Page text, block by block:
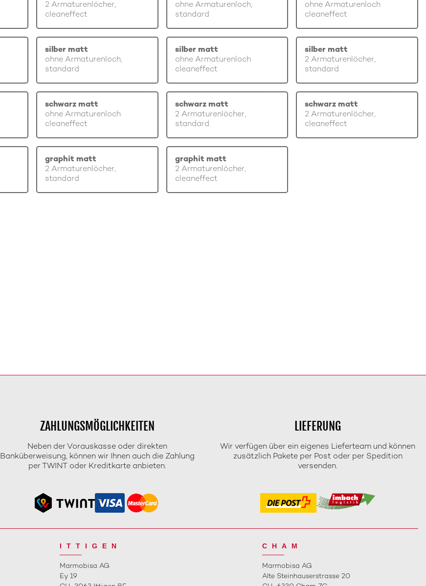
2 Armaturenlöcher,
cleaneffect
ohne Armaturenloch,
standard
ohne Armaturenloch
cleaneffect
silber matt
ohne Armaturenloch,
standard
silber matt
ohne Armaturenloch
cleaneffect
silber matt
2 Armaturenlöcher,
standard
schwarz matt
ohne Armaturenloch
cleaneffect
schwarz matt
2 Armaturenlöcher,
standard
schwarz matt
2 Armaturenlöcher,
cleaneffect
graphit matt
2 Armaturenlöcher,
standard
graphit matt
2 Armaturenlöcher,
cleaneffect
ZAHLUNGSMÖGLICHKEITEN
Neben der Vorauskasse oder direkten
Banküberweisung, können wir Ihnen auch die Zahlung
per TWINT oder Kreditkarte anbieten.
LIEFERUNG
Wir verfügen über ein eigenes Lieferteam und können
zusätzlich Pakete per Post oder per Spedition
versenden.
ITTIGEN
Marmobisa AG
Ey 19
CHAM
Marmobisa AG
Alte Steinhauserstrasse 20